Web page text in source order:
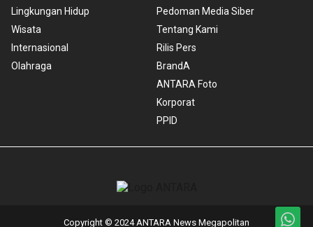
Lingkungan Hidup
Wisata
Internasional
Olahraga
Pedoman Media Siber
Tentang Kami
Rilis Pers
BrandA
ANTARA Foto
Korporat
PPID
Copyright © 2024 ANTARA News Megapolitan